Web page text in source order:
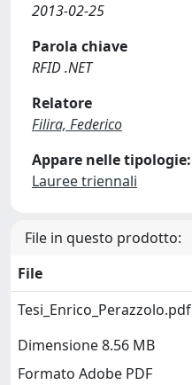
2013-02-25
Parola chiave
RFID .NET
Relatore
Filira, Federico
Appare nelle tipologie:
Lauree triennali
File in questo prodotto:
File
Tesi_Enrico_Perazzolo.pdf
Dimensione 8.56 MB
Formato Adobe PDF